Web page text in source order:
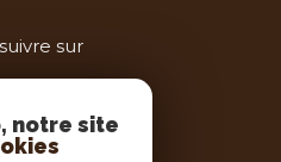
sur
notre site